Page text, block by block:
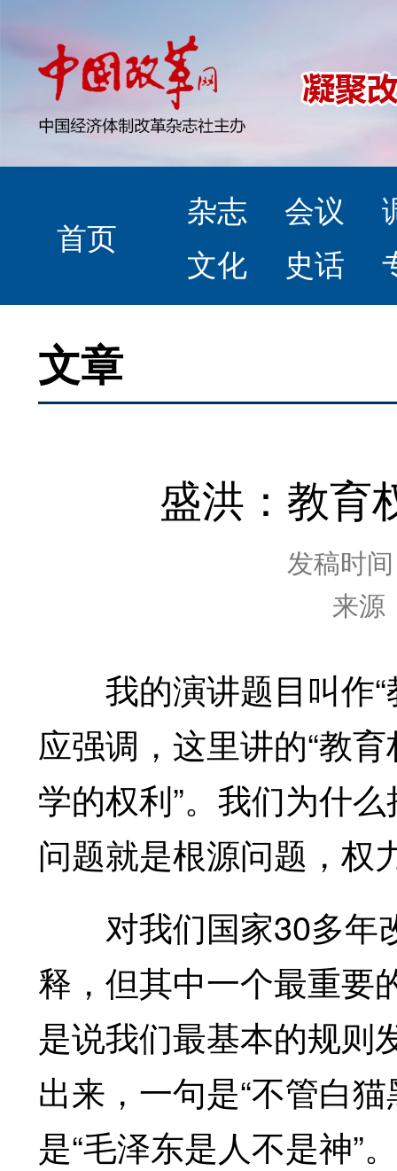
首页
杂志 会议
文化
史话
文章
盛洪：教育
发稿时
来源
我的演讲题目叫作“
应强调，这里讲的“教
学的权利”。我们为什
问题就是根源问题，权
对我们国家30多年
释，但其中一个最重要
是说我们最基本的规则
出来，一句是“不管白
是“毛泽东是人不是神”